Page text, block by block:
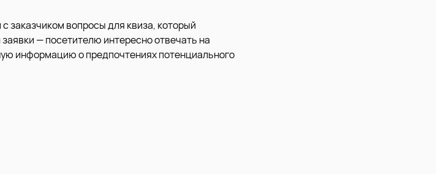
заказчиком вопросы для квиза, который
— посетителю интересно отвечать на
информацию о предпочтениях потенциального